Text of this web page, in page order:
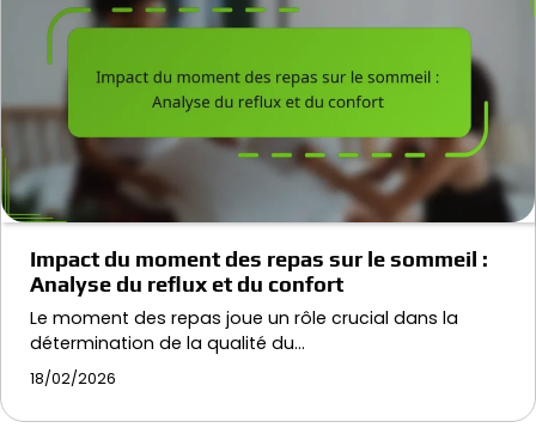
Impact du moment des repas sur le sommeil :
Analyse du reflux et du confort
Le moment des repas joue un rôle crucial dans la
détermination de la qualité du…
18/02/2026